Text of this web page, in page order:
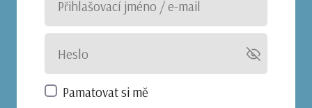
Pamatovat si mě